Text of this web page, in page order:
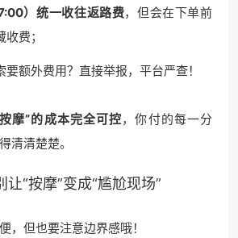
）统一收往返路费，但会在下单前
费；
额外费用？直接举报，平台严查！
摩”的成本完全可控，你付的每一分
清清楚楚。
“按摩”变成“尴尬现场”
，但也要注意边界感哦！